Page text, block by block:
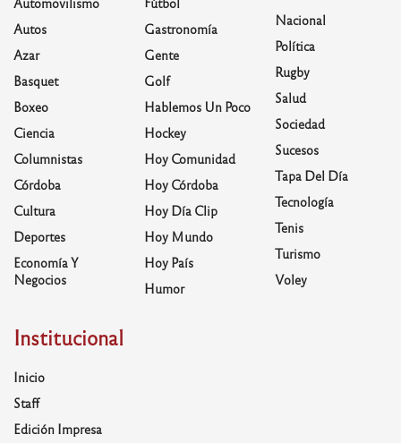
Autos
Azar
Basquet
Boxeo
Ciencia
Columnistas
Córdoba
Cultura
Deportes
Economía Y
Negocios
Gastronomía
Gente
Golf
Hablemos Un Poco
Hockey
Hoy Comunidad
Hoy Córdoba
Hoy Día Clip
Hoy Mundo
Hoy País
Humor
Nacional
Política
Rugby
Salud
Sociedad
Sucesos
Tapa Del Día
Tecnología
Tenis
Turismo
Voley
Institucional
Inicio
Staff
Edición Impresa